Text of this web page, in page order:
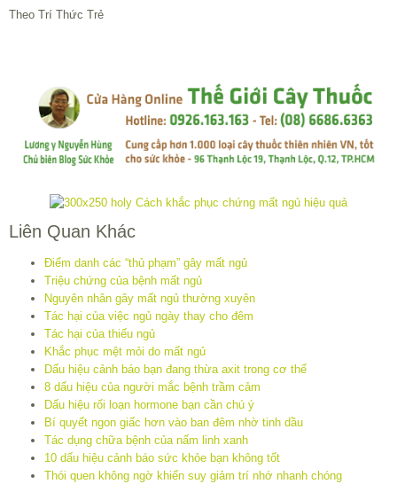
Theo Trí Thức Trẻ
Liên Quan Khác
Điểm danh các “thủ phạm” gây mất ngủ
Triệu chứng của bệnh mất ngủ
Nguyên nhân gây mất ngủ thường xuyên
Tác hại của việc ngủ ngày thay cho đêm
Tác hại của thiếu ngủ
Khắc phục mệt mỏi do mất ngủ
Dấu hiệu cảnh báo bạn đang thừa axit trong cơ thể
8 dấu hiệu của người mắc bệnh trầm cảm
Dấu hiệu rối loạn hormone bạn cần chú ý
Bí quyết ngon giấc hơn vào ban đêm nhờ tinh dầu
Tác dụng chữa bệnh của nấm linh xanh
10 dấu hiệu cảnh báo sức khỏe bạn không tốt
Thói quen không ngờ khiến suy giảm trí nhớ nhanh chóng